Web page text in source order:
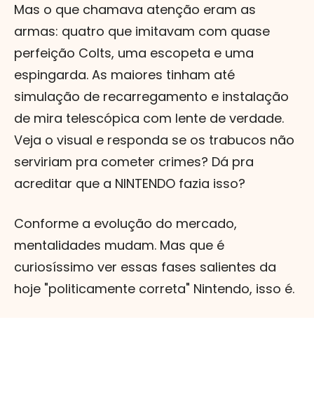
Mas o que chamava atenção eram as
armas: quatro que imitavam com quase
perfeição Colts, uma escopeta e uma
espingarda. As maiores tinham até
simulação de recarregamento e instalação
de mira telescópica com lente de verdade.
Veja o visual e responda se os trabucos não
serviriam pra cometer crimes? Dá pra
acreditar que a NINTENDO fazia isso?
Conforme a evolução do mercado,
mentalidades mudam. Mas que é
curiosíssimo ver essas fases salientes da
hoje "politicamente correta" Nintendo, isso é.